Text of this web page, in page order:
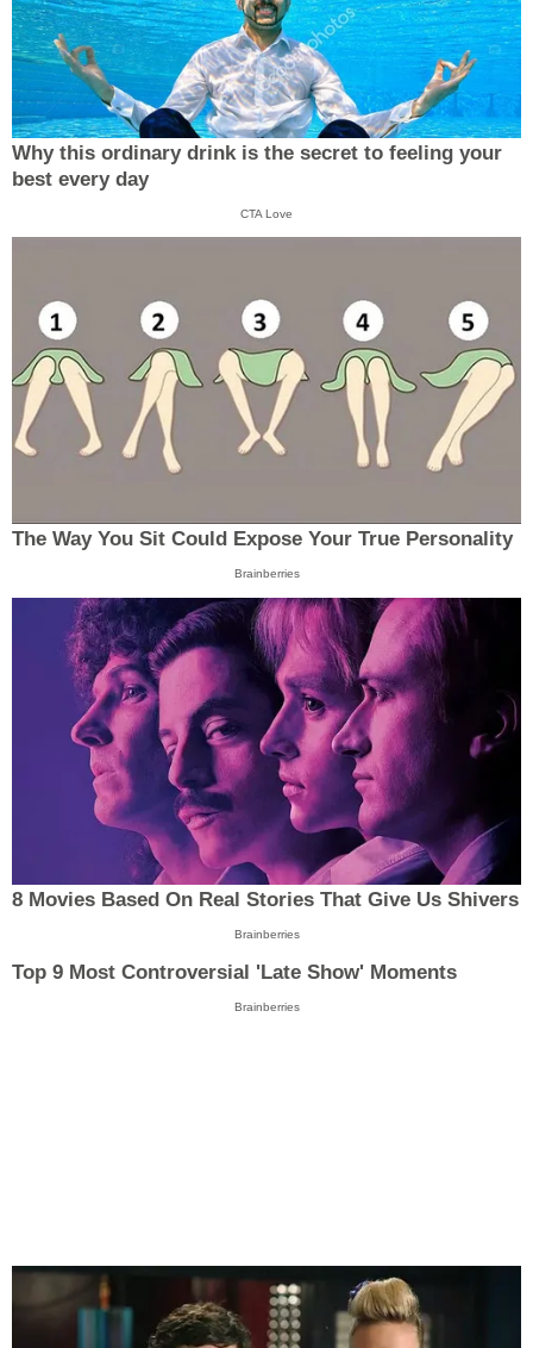
Why this ordinary drink is the secret to feeling your
best every day
CTA Love
The Way You Sit Could Expose Your True Personality
Brainberries
8 Movies Based On Real Stories That Give Us Shivers
Brainberries
Top 9 Most Controversial 'Late Show' Moments
Brainberries